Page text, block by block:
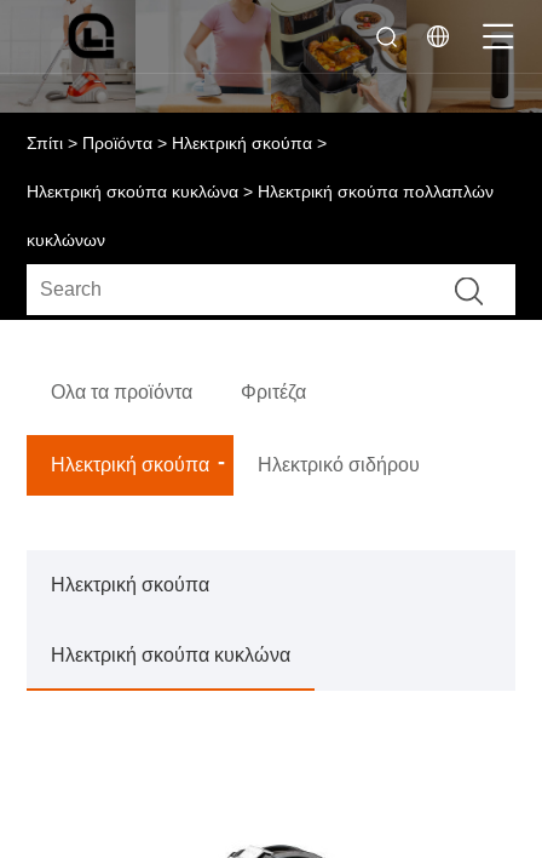
Σπίτι > Προϊόντα > Ηλεκτρική σκούπα >
Ηλεκτρική σκούπα κυκλώνα > Ηλεκτρική σκούπα πολλαπλών
κυκλώνων
Ολα τα προϊόντα Φριτέζα
Ηλεκτρική σκούπα Ηλεκτρικό σιδήρου
Ηλεκτρική σκούπα
Ηλεκτρική σκούπα κυκλώνα